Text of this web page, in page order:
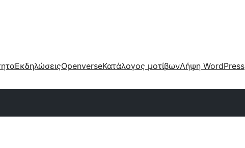
ΕκδηλώσειςOpenverseΚατάλογος μοτίβωνΛήψη WordPress